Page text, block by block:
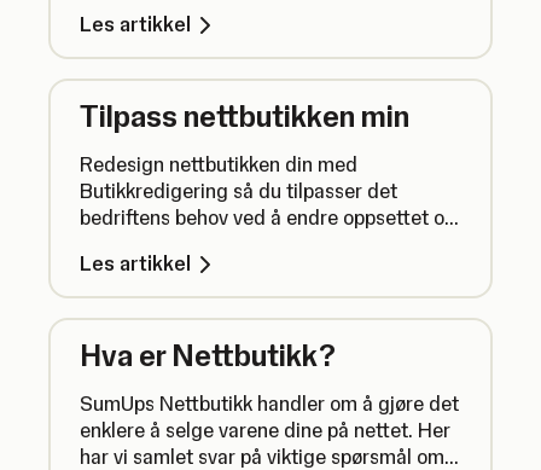
Les artikkel
Tilpass nettbutikken min
Redesign nettbutikken din med
Butikkredigering så du tilpasser det
bedriftens behov ved å endre oppsettet og
optimalisere SEO.
Les artikkel
Hva er Nettbutikk?
SumUps Nettbutikk handler om å gjøre det
enklere å selge varene dine på nettet. Her
har vi samlet svar på viktige spørsmål om